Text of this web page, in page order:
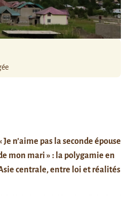
Je n’aime pas la seconde épouse
mon mari » : la polygamie en
centrale, entre loi et réalités